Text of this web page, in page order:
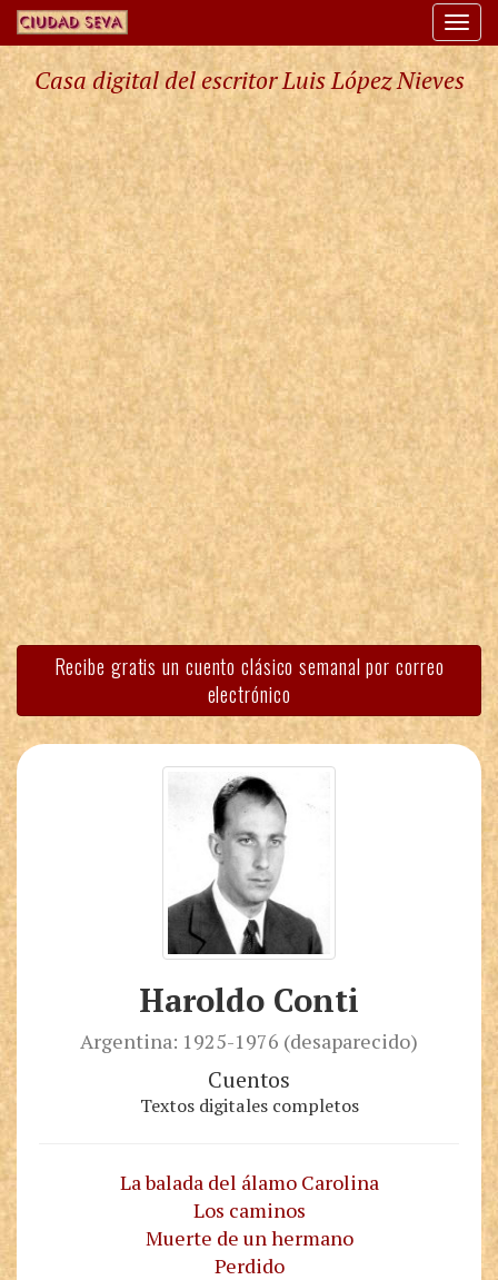
Casa digital del escritor Luis López Nieves
Recibe gratis un cuento clásico semanal por correo
electrónico
Haroldo Conti
Argentina: 1925-1976 (desaparecido)
Cuentos
Textos digitales completos
La balada del álamo Carolina
Los caminos
Muerte de un hermano
Perdido